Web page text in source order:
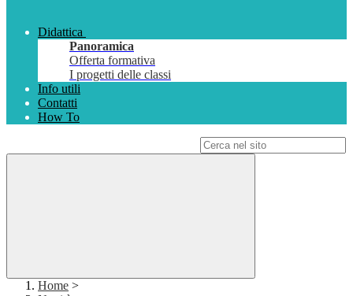
Didattica
Panoramica
Offerta formativa
I progetti delle classi
Info utili
Contatti
How To
Home >